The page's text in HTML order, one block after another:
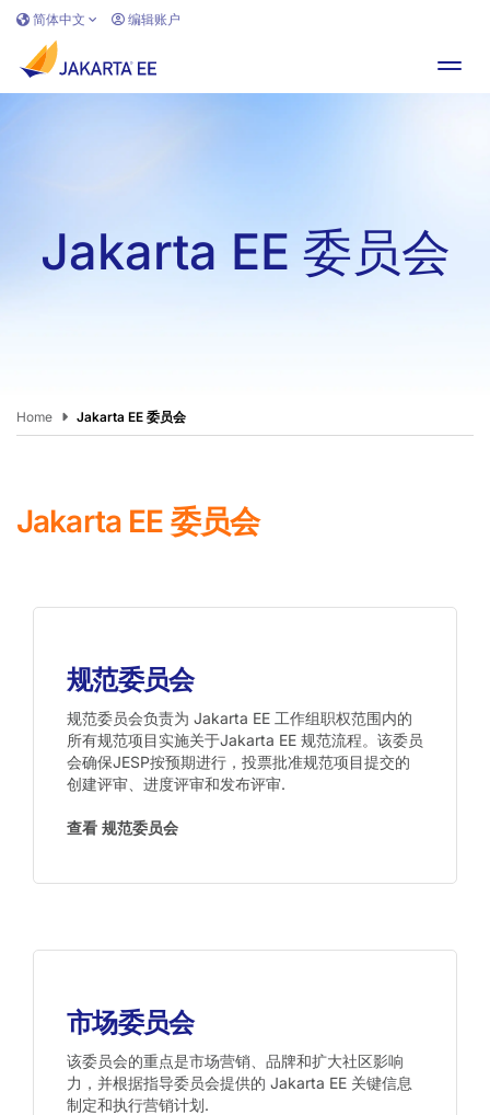
跳转到主要内容
简体中文 编辑账户
切换
Jakarta EE 委员会
Home Jakarta EE 委员会
Jakarta EE 委员会
规范委员会
规范委员会负责为 Jakarta EE 工作组职权范围内的
所有规范项目实施关于Jakarta EE 规范流程​。该委员
会确保JESP按预期进行，投票批准规范项目提交的
创建评审、进度评审和发布评审.
查看 规范委员会
市场委员会
该委员会的重点是市场营销、品牌和扩大社区影响
力，并根据指导委员会提供的 Jakarta EE 关键信息
制定和执行营销计划.